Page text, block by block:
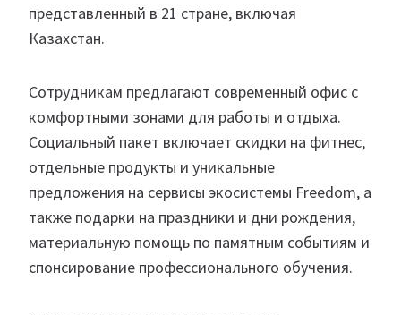
представленный в 21 стране, включая
Казахстан.
Сотрудникам предлагают современный офис с
комфортными зонами для работы и отдыха.
Социальный пакет включает скидки на фитнес,
отдельные продукты и уникальные
предложения на сервисы экосистемы Freedom, а
также подарки на праздники и дни рождения,
материальную помощь по памятным событиям и
спонсирование профессионального обучения.